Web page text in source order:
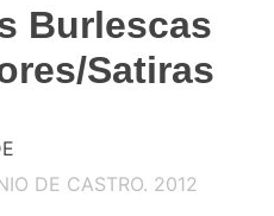
Burlescas
Satiras
DE CASTRO. 2012